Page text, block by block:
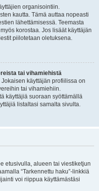
organisointiin.
kautta. Tämä auttaa nopeasti
lähettämisessä. Teemasta
korostaa. Jos lisäät käyttäjän
piilotetaan oletuksena.
tai vihamiehistä
käyttäjän profiilissa on
tai vihamiehiin.
käyttäjiä suoraan syöttämällä
listaltasi samalta sivulta.
etusivulla, alueen tai viestiketjun
“Tarkennettu haku”-linkkiä
voi riippua käyttämästäsi